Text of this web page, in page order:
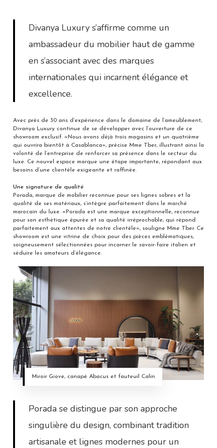
Divanya Luxury s’affirme comme un
ambassadeur du mobilier haut de gamme
en s’associant avec des marques
internationales qui incarnent élégance et
excellence.
Avec près de 30 ans d’expérience dans le domaine de l’ameublement,
Divanya Luxury continue de se développer avec l’ouverture de ce
showroom exclusif. «Nous avons déjà trois magasins et un quatrième
qui ouvrira bientôt à Casablanca», précise Mme Tber, illustrant ainsi la
volonté de l’entreprise de renforcer sa présence dans le secteur du
luxe. Ce nouvel espace marque une étape importante, répondant aux
besoins d’une clientèle exigeante et raffinée.
Une signature de qualité
Porada, marque de mobilier reconnue pour ses lignes sobres et la
qualité de ses matériaux, s’intègre parfaitement dans le marché
marocain du luxe. «Porada est une marque exceptionnelle, reconnue
pour son esthétique épurée et sa qualité irréprochable, qui répond
parfaitement aux attentes de notre clientèle», souligne Mme Tber. Ce
showroom est une vitrine de choix pour des pièces emblématiques,
soigneusement sélectionnées pour incarner le savoir-faire italien et
séduire les amateurs d’élégance.
Miroir Giove, canapé Abacus et fauteuil Calin
Porada se distingue par son approche
singulière du design, combinant tradition
artisanale et lignes modernes pour un